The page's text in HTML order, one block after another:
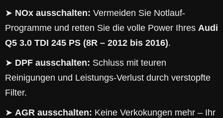
➤ NOx ausschalten: Vermeiden Sie Notlauf-
Programme und retten Sie die volle Power Ihres Audi
Q5 3.0 TDI 245 PS (8R – 2012 bis 2016).
➤ DPF ausschalten: Schluss mit teuren
Reinigungen und Leistungs-Verlust durch verstopfte
Filter.
➤ AGR ausschalten: Keine Verkokungen mehr – Ihr